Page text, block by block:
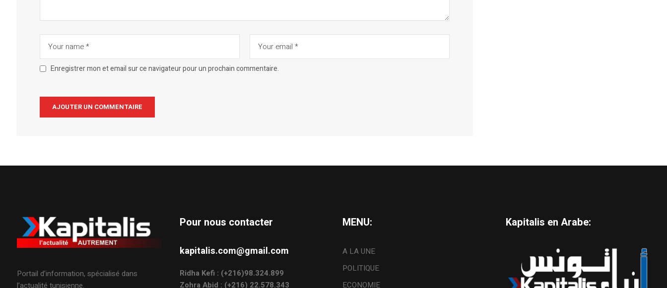
Enregistrer mon et email sur ce navigateur pour un prochain commentaire.
Portail d’information, spécialisé dans
l’actualité tunisienne.
Pour nous contacter
kapitalis.com@gmail.com
Ridha Kefi : (+216)98.324.899
Zohra Abid : (+216) 22.578.343
MENU:
A LA UNE
POLITIQUE
ECONOMIE
Kapitalis en Arabe: